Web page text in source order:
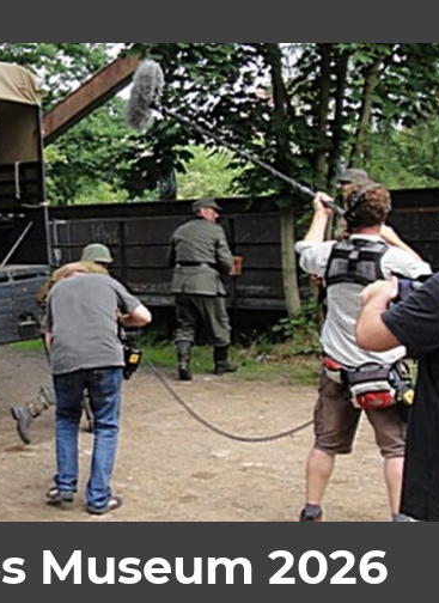
Museum 2026